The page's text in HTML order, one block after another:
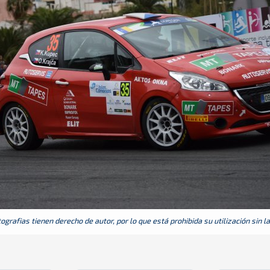
tienen derecho de autor, por lo que está prohibida su utilización sin